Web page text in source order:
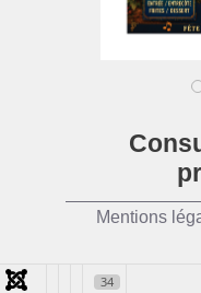
1
Mentions
34